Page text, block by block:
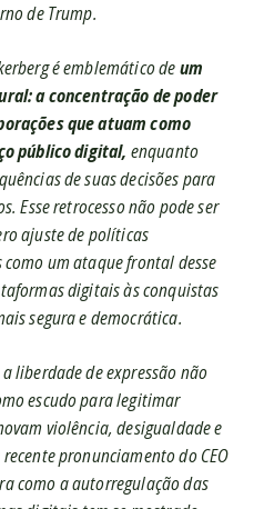
de Trump.
é emblemático deum
a concentração de poder
que atuam como
público digital, enquanto
de suas decisões para
Esse retrocesso não pode ser
ajuste de políticas
um ataque frontal desse
digitais às conquistas
segura e democrática.
a liberdade de expressão não
escudo para legitimar
violência, desigualdade e
pronunciamento do CEO
como a autorregulação das